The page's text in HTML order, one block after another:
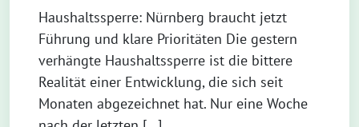
Haushaltssperre: Nürnberg braucht jetzt
Führung und klare Prioritäten Die gestern
verhängte Haushaltssperre ist die bittere
Realität einer Entwicklung, die sich seit
Monaten abgezeichnet hat. Nur eine Woche